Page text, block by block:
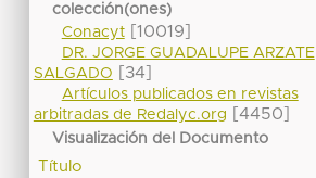
colección(ones)
Conacyt[10019]
DR. JORGE GUADALUPE ARZATE
SALGADO
[34]
Artículos publicados en revistas
arbitradas de Redalyc.org
[4450]
Visualización del Documento
Título